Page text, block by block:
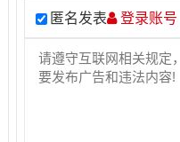
匿名发表 登录账号